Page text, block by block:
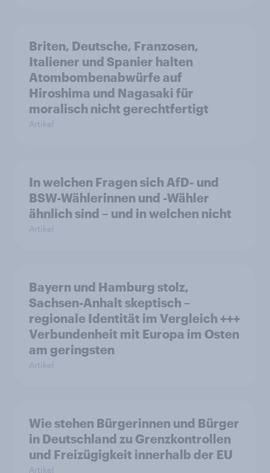
Briten, Deutsche, Franzosen,
Italiener und Spanier halten
Atombombenabwürfe auf
Hiroshima und Nagasaki für
moralisch nicht gerechtfertigt
Artikel
In welchen Fragen sich AfD- und
BSW-Wählerinnen und -Wähler
ähnlich sind – und in welchen nicht
Artikel
Bayern und Hamburg stolz,
Sachsen-Anhalt skeptisch –
regionale Identität im Vergleich +++
Verbundenheit mit Europa im Osten
am geringsten
Artikel
Wie stehen Bürgerinnen und Bürger
in Deutschland zu Grenzkontrollen
und Freizügigkeit innerhalb der EU
Artikel